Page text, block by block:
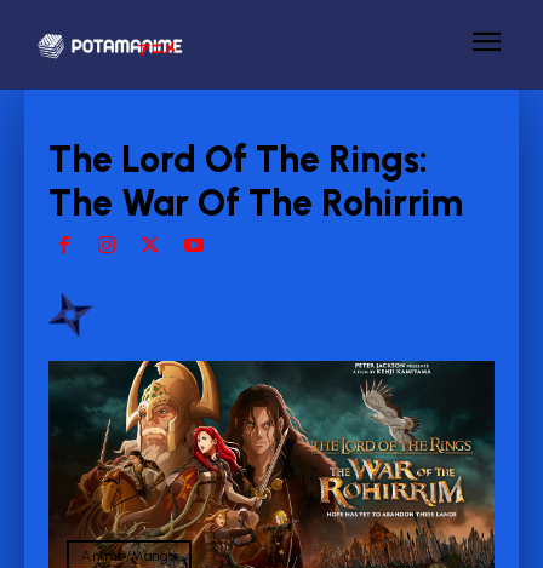
The Lord Of The Rings:
The War Of The Rohirrim
Anime/Manga